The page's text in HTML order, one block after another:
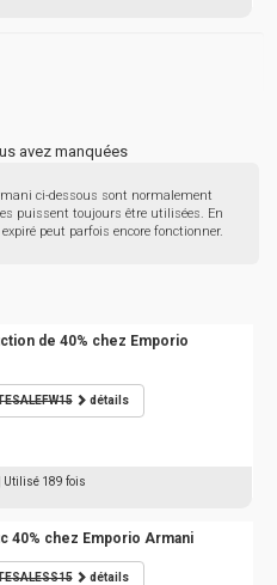
avez manquées
ci-dessous sont normalement
puissent toujours être utilisées. En
peut parfois encore fonctionner.
de 40% chez Emporio
détails
| Utilisé 189 fois
40% chez Emporio Armani
détails